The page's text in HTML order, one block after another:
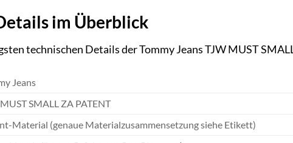
im Überblick
technischen Details der Tommy Jeans TJW MUST
Jeans
SMALL ZA PATENT
Material (genaue Materialzusammensetzung siehe Etikett)